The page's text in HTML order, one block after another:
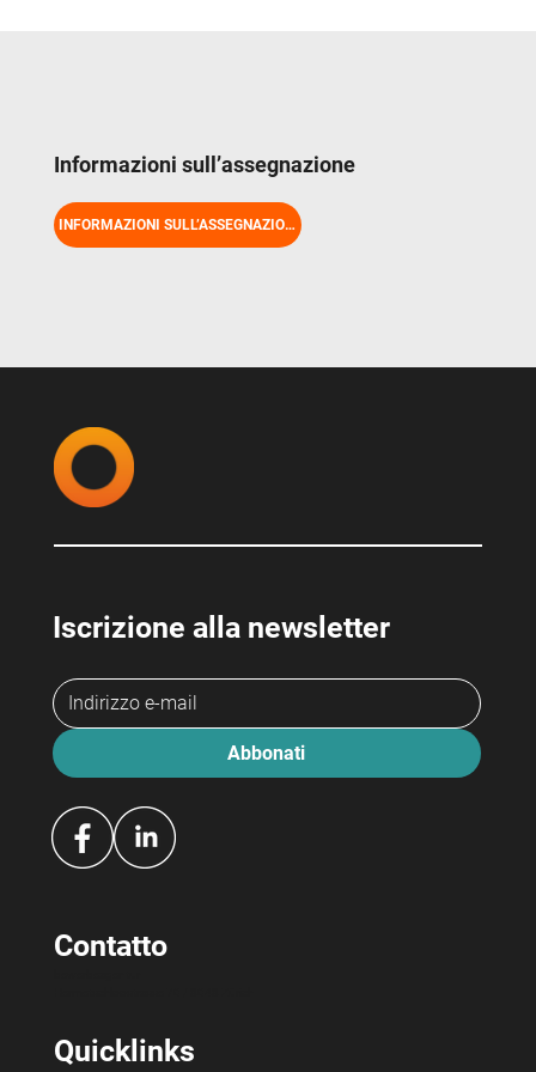
Informazioni sull’assegnazione
INFORMAZIONI SULL’ASSEGNAZIONE
Contatto
Quicklinks
Iscrizione alla newsletter
Abbonati